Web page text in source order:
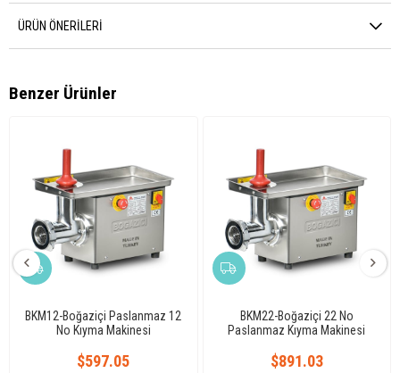
ÜRÜN ÖNERILERI
Benzer Ürünler
BKM12-Boğaziçi Paslanmaz 12
No Kıyma Makinesi
$597.05
BKM22-Boğaziçi 22 No
Paslanmaz Kıyma Makinesi
$891.03